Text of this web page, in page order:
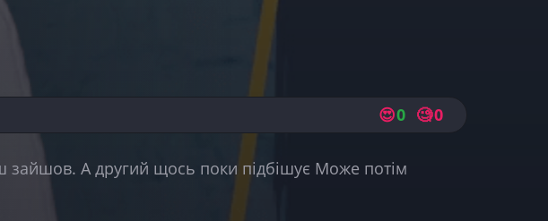
😍0 🧐0
зайшов. А другий щось поки підбішує Може потім